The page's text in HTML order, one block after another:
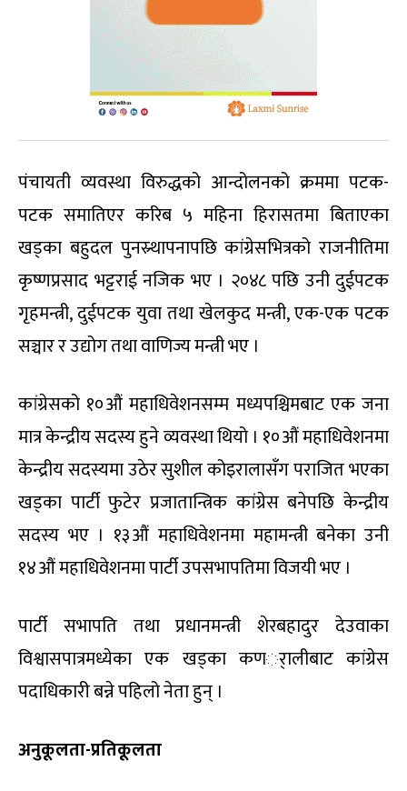
पंचायती व्यवस्था विरुद्धको आन्दोलनको क्रममा पटक-
पटक समातिएर करिब ५ महिना हिरासतमा बिताएका
खड्का बहुदल पुनस्र्थापनापछि कांग्रेसभित्रको राजनीतिमा
कृष्णप्रसाद भट्टराई नजिक भए । २०४८ पछि उनी दुईपटक
गृहमन्त्री, दुईपटक युवा तथा खेलकुद मन्त्री, एक-एक पटक
सञ्चार र उद्योग तथा वाणिज्य मन्त्री भए ।
कांग्रेसको १०औं महाधिवेशनसम्म मध्यपश्चिमबाट एक जना
मात्र केन्द्रीय सदस्य हुने व्यवस्था थियो । १०औं महाधिवेशनमा
केन्द्रीय सदस्यमा उठेर सुशील कोइरालासँग पराजित भएका
खड्का पार्टी फुटेर प्रजातान्त्रिक कांग्रेस बनेपछि केन्द्रीय
सदस्य भए । १३औं महाधिवेशनमा महामन्त्री बनेका उनी
१४औं महाधिवेशनमा पार्टी उपसभापतिमा विजयी भए ।
पार्टी सभापति तथा प्रधानमन्त्री शेरबहादुर देउवाका
विश्वासपात्रमध्येका एक खड्का कणर्ालीबाट कांग्रेस
पदाधिकारी बन्ने पहिलो नेता हुन् ।
अनुकूलता-प्रतिकूलता